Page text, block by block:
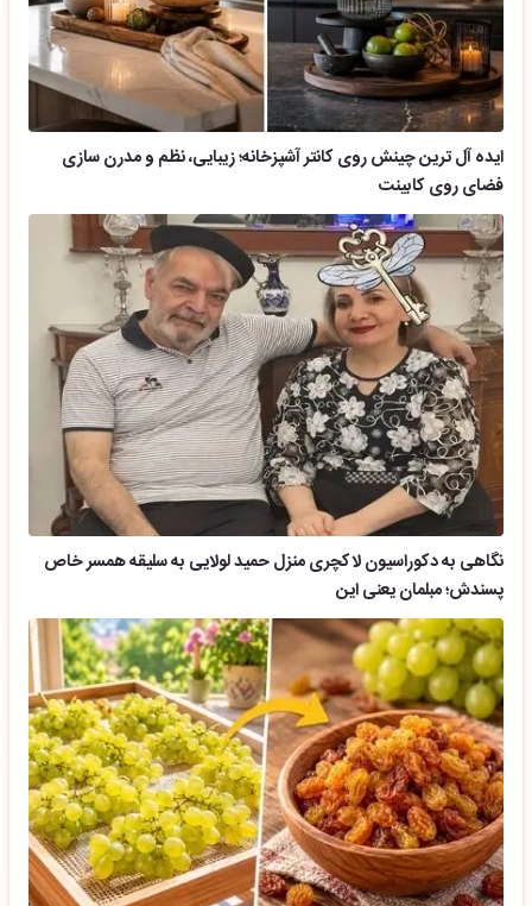
ایده آل ترین چینش روی کانتر آشپزخانه؛ زیبایی، نظم و مدرن سازی
فضای روی کابینت
نگاهی به دکوراسیون لاکچری منزل حمید لولایی به سلیقه همسر خاص
پسندش؛ مبلمان یعنی این